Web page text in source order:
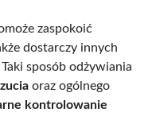
zaspokoić
dostarczy innych
sposób odżywiania
oraz ogólnego
kontrolowanie